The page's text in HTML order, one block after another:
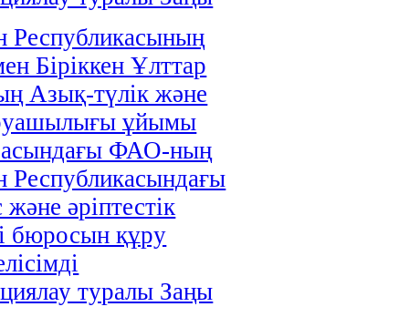
Республикасының
Біріккен Ұлттар
Азық-түлік және
ұйымы
ФАО-ның
Республикасындағы
әріптестік
бюросын құру
туралы Заңы